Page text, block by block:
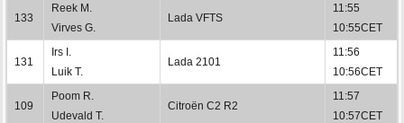
133
Reek M.
Virves G.
Lada VFTS
11:55
10:55CET
131
Irs I.
Luik T.
Lada 2101
11:56
10:56CET
109
Poom R.
Udevald T.
Citroën C2 R2
11:57
10:57CET